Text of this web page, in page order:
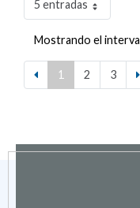
5 entradas
Mostrando el
1 2 3